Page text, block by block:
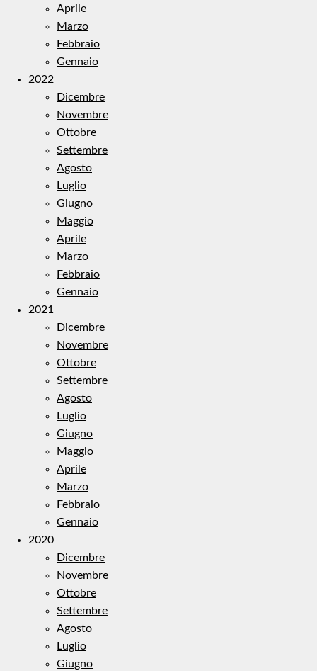
Aprile
Marzo
Febbraio
Gennaio
2022
Dicembre
Novembre
Ottobre
Settembre
Agosto
Luglio
Giugno
Maggio
Aprile
Marzo
Febbraio
Gennaio
2021
Dicembre
Novembre
Ottobre
Settembre
Agosto
Luglio
Giugno
Maggio
Aprile
Marzo
Febbraio
Gennaio
2020
Dicembre
Novembre
Ottobre
Settembre
Agosto
Luglio
Giugno